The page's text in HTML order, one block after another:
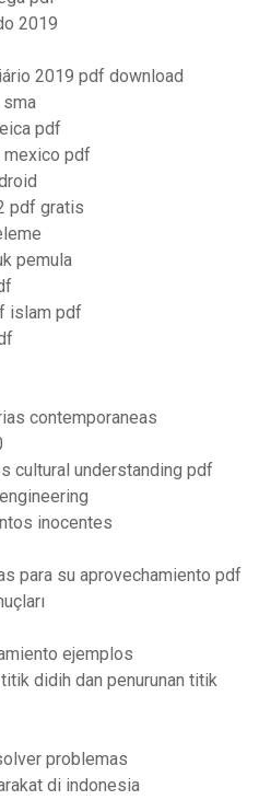
2019
2019 pdf download
sma
pdf
mexico pdf
pdf gratis
pemula
islam pdf
contemporaneas
cultural understanding pdf
inocentes
para su aprovechamiento pdf
ejemplos
didih dan penurunan titik
problemas
di indonesia